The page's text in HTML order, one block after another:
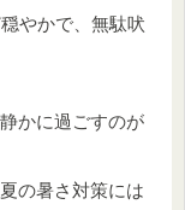
やかで、無駄吠
かに過ごすのが
の暑さ対策には